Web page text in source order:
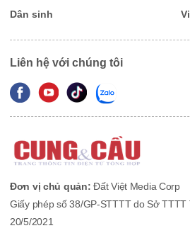
Dân sinh
Liên hệ với chúng tôi
Đơn vị chủ quản: Đất Việt Media Corp
Giấy phép số 38/GP-STTTT do Sở TTTT
20/5/2021